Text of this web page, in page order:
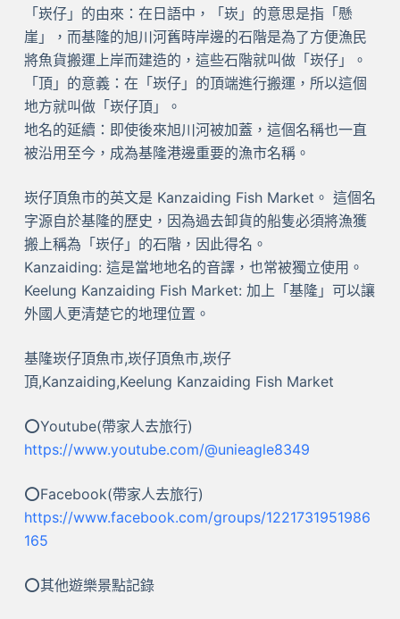
「崁仔」的由來：在日語中，「崁」的意思是指「懸
崖」，而基隆的旭川河舊時岸邊的石階是為了方便漁民
將魚貨搬運上岸而建造的，這些石階就叫做「崁仔」。
「頂」的意義：在「崁仔」的頂端進行搬運，所以這個
地方就叫做「崁仔頂」。
地名的延續：即使後來旭川河被加蓋，這個名稱也一直
被沿用至今，成為基隆港邊重要的漁市名稱。
崁仔頂魚市的英文是 Kanzaiding Fish Market。 這個名
字源自於基隆的歷史，因為過去卸貨的船隻必須將漁獲
搬上稱為「崁仔」的石階，因此得名。
Kanzaiding: 這是當地地名的音譯，也常被獨立使用。
Keelung Kanzaiding Fish Market: 加上「基隆」可以讓
外國人更清楚它的地理位置。
基隆崁仔頂魚市,崁仔頂魚市,崁仔
頂,Kanzaiding,Keelung Kanzaiding Fish Market
⭕Youtube(帶家人去旅行)
https://www.youtube.com/@unieagle8349
⭕Facebook(帶家人去旅行)
https://www.facebook.com/groups/1221731951986
165
⭕其他遊樂景點記錄